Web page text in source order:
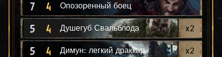
7 4 Опозоренный боец
5 4 Душегуб Свальблода x2
5 4 Димун: легкий драккар x2